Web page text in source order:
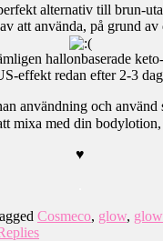
alternativ till brun-
att använda, på grund av
hallonbaserade
effekt redan efter 2-3
användning och använd
mixa med din
♥
Cosmeco, glow,